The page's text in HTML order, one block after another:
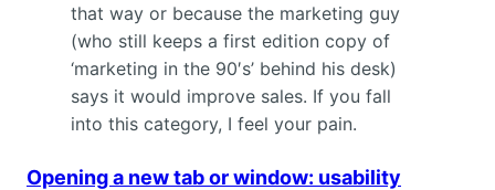
that way or because the marketing guy
(who still keeps a first edition copy of
‘marketing in the 90′s’ behind his desk)
says it would improve sales. If you fall
into this category, I feel your pain.
Opening a new tab or window: usability